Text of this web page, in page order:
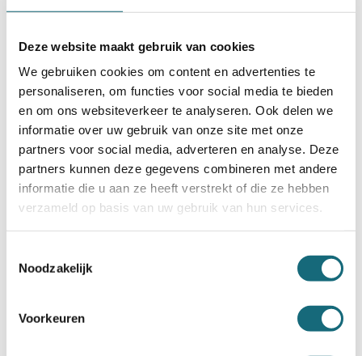
Deze website maakt gebruik van cookies
We gebruiken cookies om content en advertenties te
personaliseren, om functies voor social media te bieden
en om ons websiteverkeer te analyseren. Ook delen we
informatie over uw gebruik van onze site met onze
partners voor social media, adverteren en analyse. Deze
partners kunnen deze gegevens combineren met andere
informatie die u aan ze heeft verstrekt of die ze hebben
verzameld op basis van uw gebruik van hun services.
Noodzakelijk
Voorkeuren